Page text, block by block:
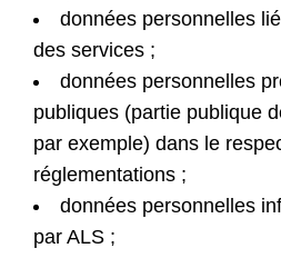
données personnelles
des services ;
données personnelles
publiques (partie publique
par exemple) dans le
réglementations ;
données personnelles
par ALS ;